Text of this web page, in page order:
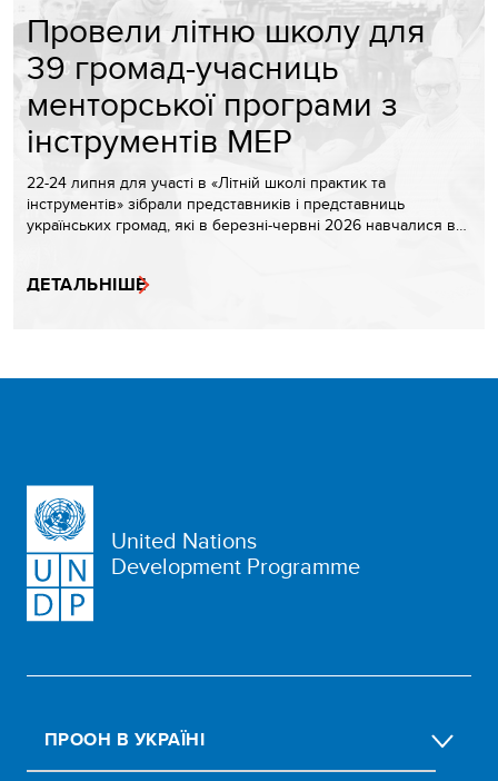
Провели літню школу для
39 громад-учасниць
менторської програми з
інструментів МЕР
22-24 липня для участі в «Літній школі практик та
інструментів» зібрали представників і представниць
українських громад, які в березні-червні 2026 навчалися в…
ДЕТАЛЬНІШЕ
United Nations
Development Programme
ПРООН В УКРАЇНІ